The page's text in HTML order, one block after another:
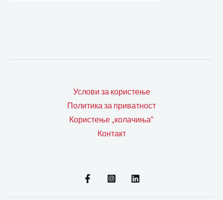
Услови за користење
Политика за приватност
Користење „колачиња“
Контакт